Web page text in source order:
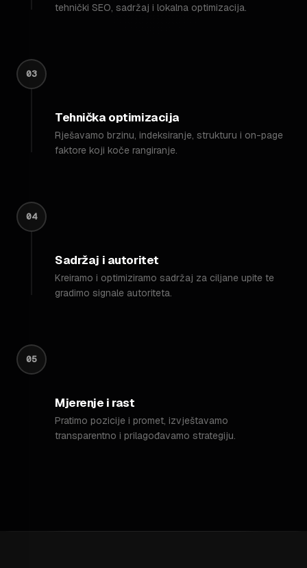
tehnički SEO, sadržaj i lokalna optimizacija.
03
Tehnička optimizacija
Rješavamo brzinu, indeksiranje, strukturu i on-page
faktore koji koče rangiranje.
04
Sadržaj i autoritet
Kreiramo i optimiziramo sadržaj za ciljane upite te
gradimo signale autoriteta.
05
Mjerenje i rast
Pratimo pozicije i promet, izvještavamo
transparentno i prilagođavamo strategiju.